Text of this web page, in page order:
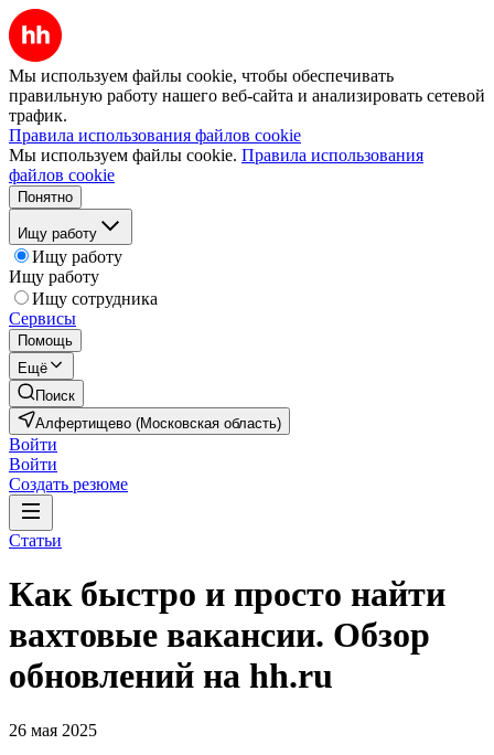
Мы используем файлы cookie, чтобы обеспечивать
правильную работу нашего веб-сайта и анализировать сетевой
трафик.
Правила использования файлов cookie
Мы используем файлы cookie. Правила использования
файлов cookie
Понятно
Ищу работу
Ищу работу
Ищу работу
Ищу сотрудника
Сервисы
Помощь
Ещё
Поиск
Алфертищево (Московская область)
Войти
Войти
Создать резюме
Статьи
Как быстро и просто найти
вахтовые вакансии. Обзор
обновлений на hh.ru
26 мая 2025